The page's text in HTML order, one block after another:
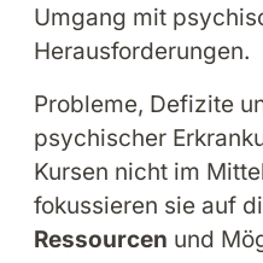
Umgang mit
Herausforderungen.
Probleme, Defizite
psychischer
Kursen nicht im
fokussieren sie auf
Ressourcen und